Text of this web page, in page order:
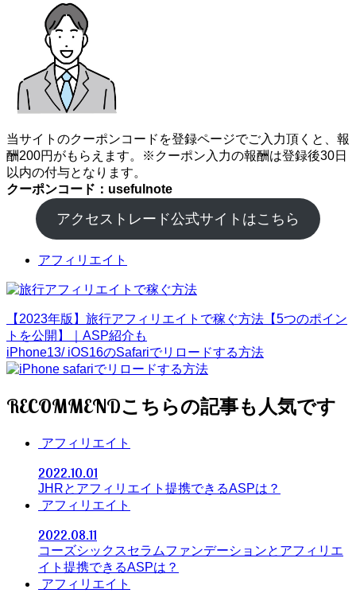
当サイトのクーポンコードを登録ページでご入力頂くと、報
酬200円がもらえます。※クーポン入力の報酬は登録後30日
以内の付与となります。
クーポンコード：usefulnote
アクセストレード公式サイトはこちら
アフィリエイト
【2023年版】旅行アフィリエイトで稼ぐ方法【5つのポイン
トを公開】｜ASP紹介も
iPhone13/ iOS16のSafariでリロードする方法
RECOMMEND
アフィリエイト
2022.10.01
JHRとアフィリエイト提携できるASPは？
アフィリエイト
2022.08.11
コーズシックスセラムファンデーションとアフィリエ
イト提携できるASPは？
アフィリエイト